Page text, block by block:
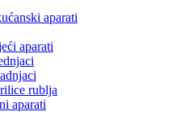
aparati
aparati
rublja
aparati